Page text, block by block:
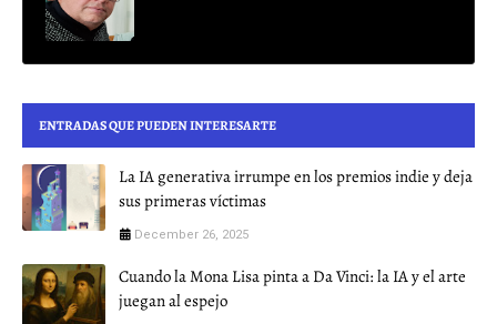
ENTRADAS QUE PUEDEN INTERESARTE
La IA generativa irrumpe en los premios indie y deja
sus primeras víctimas
December 26, 2025
Cuando la Mona Lisa pinta a Da Vinci: la IA y el arte
juegan al espejo